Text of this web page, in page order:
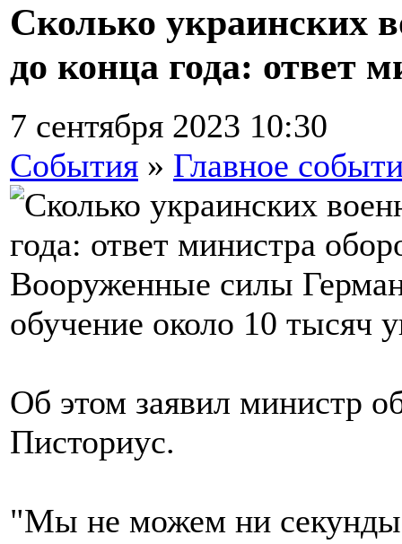
Сколько украинских
до конца года: ответ
7 сентября 2023 10:30
События » Главное
Вооруженные силы
обучение около 10 тысяч
Об этом заявил министр
Писториус.
"Мы не можем ни секунды